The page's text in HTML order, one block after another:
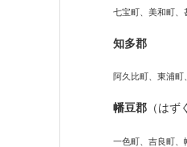
七宝町、美和町、
知多郡
阿久比町、東浦町
幡豆郡 （はず
一色町、吉良町、